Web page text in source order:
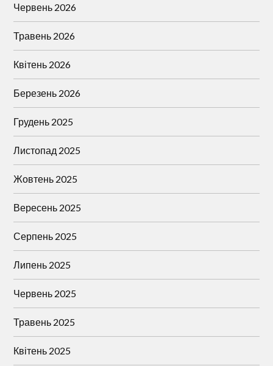
Червень 2026
Травень 2026
Квітень 2026
Березень 2026
Грудень 2025
Листопад 2025
Жовтень 2025
Вересень 2025
Серпень 2025
Липень 2025
Червень 2025
Травень 2025
Квітень 2025